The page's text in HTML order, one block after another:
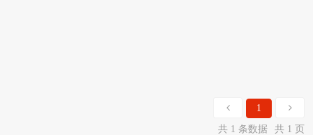
1
共 1 条数据
共 1 页